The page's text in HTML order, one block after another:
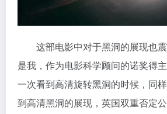
这部电影中对于黑洞的展现也震
是我，作为电影科学顾问的诺奖得
一次看到高清旋转黑洞的时候，同
到高清黑洞的展现，英国双重否定